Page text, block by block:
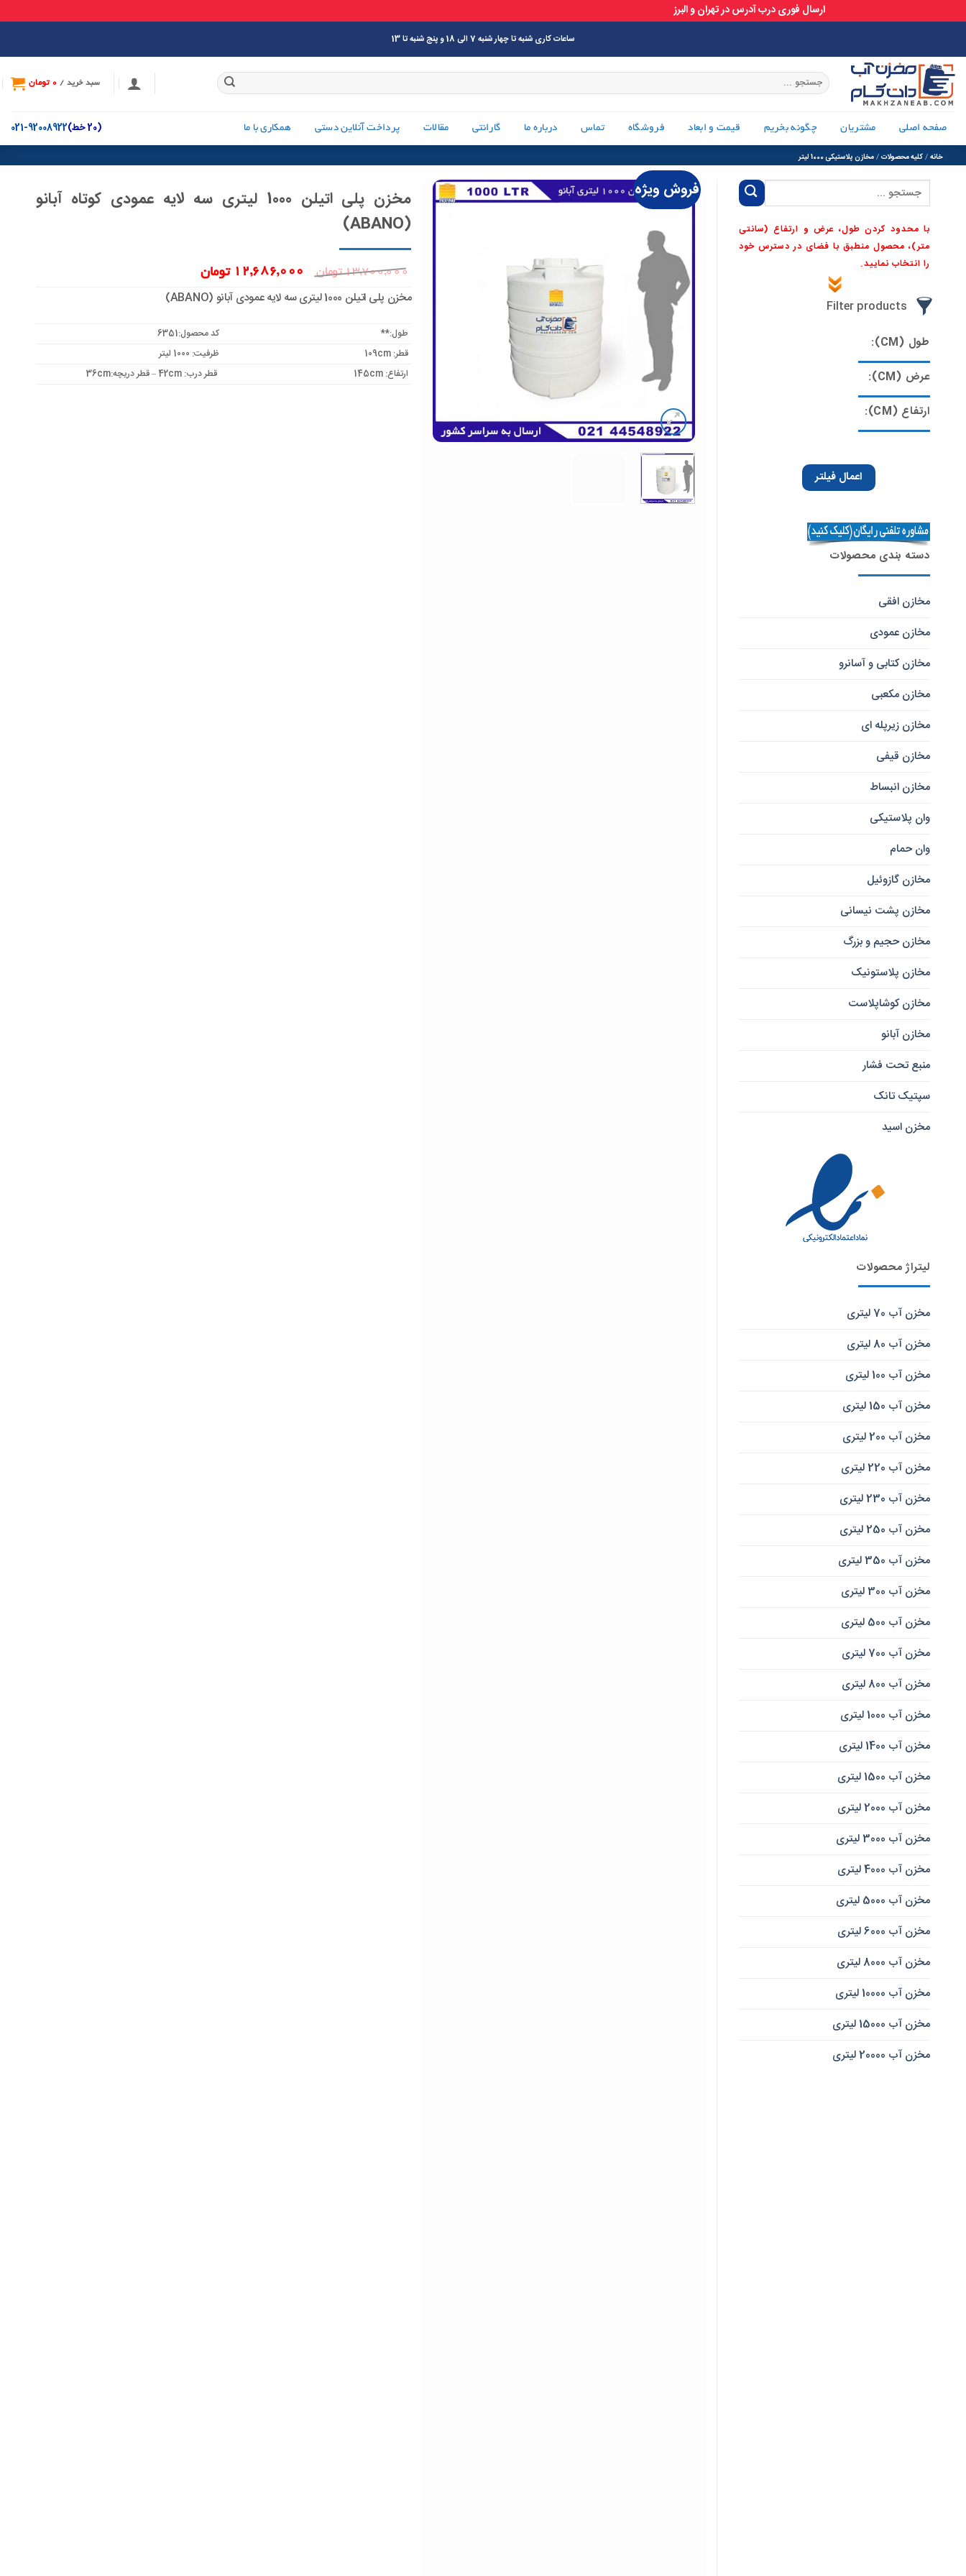
ارسال فوری درب آدرس در تهران و البرز
to
content
ساعات کاری شنبه تا چهار شنبه 7 الی 18 و پنج شنبه تا 13
جستجو
برای:
سبد خرید / 0 تومان
صفحه اصلی مشتریان چگونه بخریم قیمت و ابعاد فروشگاه تماس درباره ما گارانتی مقالات پرداخت آنلاین دستی همکاری با ما (20 خط) 92008922-021
خانه/کلیه محصولات/مخازن پلاستیکی 1000 لیتر
جستجو
برای:
با محدود کردن طول، عرض و ارتفاع (سانتی
متر)، محصول منطبق با فضای در دسترس خود
را انتخاب نمایید.
Filter products
طول (CM):
عرض (CM):
ارتفاع (CM):
اعمال فیلتر
دسته بندی محصولات
مخازن افقی
مخازن عمودی
مخازن کتابی و آسانرو
مخازن مکعبی
مخازن زیرپله ای
مخازن قیفی
مخازن انبساط
وان پلاستیکی
وان حمام
مخازن گازوئیل
مخازن پشت نیسانی
مخازن حجیم و بزرگ
مخازن پلاستونیک
مخازن کوشاپلاست
مخازن آبانو
منبع تحت فشار
سپتیک تانک
مخزن اسید
لیتراژ محصولات
مخزن آب 70 لیتری
مخزن آب 80 لیتری
مخزن آب 100 لیتری
مخزن آب 150 لیتری
مخزن آب 200 لیتری
مخزن آب 220 لیتری
مخزن آب 230 لیتری
مخزن آب 250 لیتری
مخزن آب 350 لیتری
مخزن آب 300 لیتری
مخزن آب 500 لیتری
مخزن آب 700 لیتری
مخزن آب 800 لیتری
مخزن آب 1000 لیتری
مخزن آب 1400 لیتری
مخزن آب 1500 لیتری
مخزن آب 2000 لیتری
مخزن آب 3000 لیتری
مخزن آب 4000 لیتری
مخزن آب 5000 لیتری
مخزن آب 6000 لیتری
مخزن آب 8000 لیتری
مخزن آب 10000 لیتری
مخزن آب 15000 لیتری
مخزن آب 20000 لیتری
فروش ویژه
مخزن پلی اتیلن 1000 لیتری سه لایه عمودی کوتاه آبانو
(ABANO)
13,700,000 تومان
قیمت
اصلی:
13,700,000 تومان
12,686,000 تومان
فعلی:
مخزن پلی اتیلن 1000 لیتری سه لایه عمودی آبانو (ABANO)
طول:**
کد محصول:6351
قطر: 109cm
ظرفیت: 1000 لیتر
ارتفاع: 145cm
قطر درب: 42cm – قطر دریچه:36cm